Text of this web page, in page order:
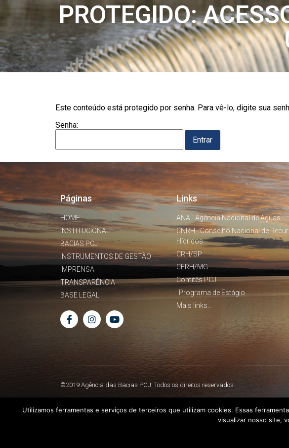
PROTEGIDO:
Este conteúdo está protegido por senha. Para vê-lo, digite sua
Senha:
Páginas
HOME
INSTITUCIONAL
BACIAS PCJ
INSTRUMENTOS DE GESTÃO
IMPRENSA
TRANSPARÊNCIA
BASE LEGAL
Links
ANA - Agência Nacional de Águas
CNRH - Conselho Nacional de
Hídricos
CRH/SP
CERH/MG
Comitês PCJ
Programa de Estágio
Mais links...
©2019 Agência das Bacias PCJ. Todos os direitos reservados.
Utilizamos ferramentas e serviços de terceiros que utilizam cookies. Essas
visualizar nosso site,